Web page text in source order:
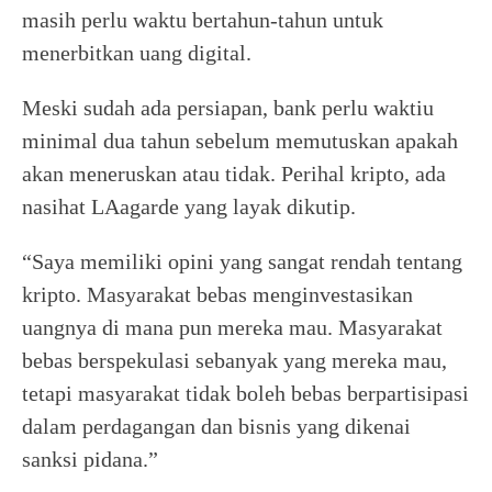
masih perlu waktu bertahun-tahun untuk
menerbitkan uang digital.
Meski sudah ada persiapan, bank perlu waktiu
minimal dua tahun sebelum memutuskan apakah
akan meneruskan atau tidak. Perihal kripto, ada
nasihat LAagarde yang layak dikutip.
“Saya memiliki opini yang sangat rendah tentang
kripto. Masyarakat bebas menginvestasikan
uangnya di mana pun mereka mau. Masyarakat
bebas berspekulasi sebanyak yang mereka mau,
tetapi masyarakat tidak boleh bebas berpartisipasi
dalam perdagangan dan bisnis yang dikenai
sanksi pidana.”